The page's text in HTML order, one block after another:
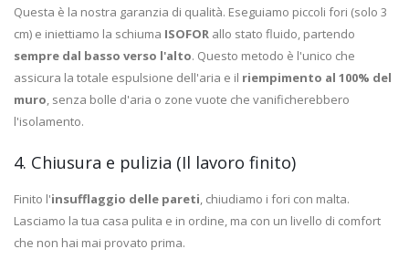
Questa è la nostra garanzia di qualità. Eseguiamo piccoli fori (solo 3
cm) e iniettiamo la schiuma ISOFOR allo stato fluido, partendo
sempre dal basso verso l'alto. Questo metodo è l'unico che
assicura la totale espulsione dell'aria e il riempimento al 100% del
muro, senza bolle d'aria o zone vuote che vanificherebbero
l'isolamento.
4. Chiusura e pulizia (Il lavoro finito)
Finito l'insufflaggio delle pareti, chiudiamo i fori con malta.
Lasciamo la tua casa pulita e in ordine, ma con un livello di comfort
che non hai mai provato prima.